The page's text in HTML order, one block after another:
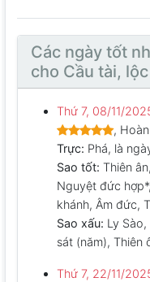
Các ngày tốt
cho Cầu tài, lộc
Thứ 7, 08/11/
,
Trực: Phá, là
Sao tốt: Thiên
Nguyệt đức
khánh, Âm đức,
Sao xấu: Ly
sát (năm), Thiên
Thứ 7, 22/11/